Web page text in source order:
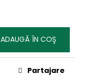
ADAUGĂ ÎN COŞ
Partajare